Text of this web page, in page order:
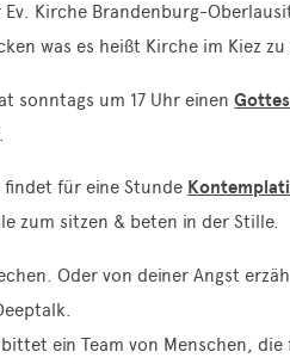
Kirche Brandenburg-
was es heißt Kirche im Kiez zu
sonntags um 17 Uhr einen
für eine Stunde
zum sitzen & beten in der Stille.
Oder von deiner Angst
ein Team von Menschen, die